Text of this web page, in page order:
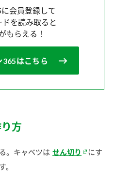
会員登録して
を読み取ると
もらえる！
365はこちら
方
。キャベツは せん切り
にす
。